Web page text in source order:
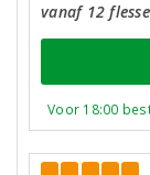
vanaf 12
Voor 18:00